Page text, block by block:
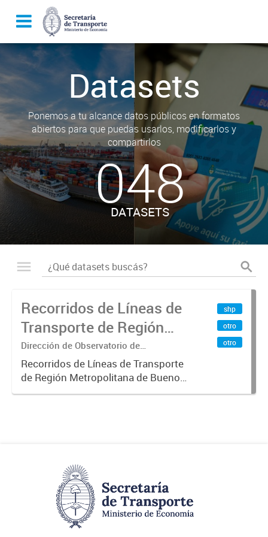
Datasets
Ponemos a tu alcance datos públicos en formatos
abiertos para que puedas usarlos, modificarlos y
compartirlos
048
DATASETS
Recorridos de Líneas de
Transporte de Región
Metropolitana de
Buenos Aires (RMBA)
Dirección de Observatorio de
Transporte, Estudio y Sistemas
Recorridos de Líneas de Transporte
de Región Metropolitana de Buenos
Aires (RMBA).-
shp
otro
otro